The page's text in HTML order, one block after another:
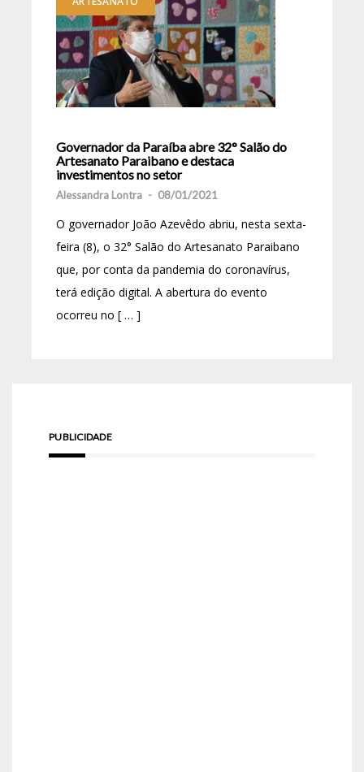
Governador da Paraíba abre 32° Salão do
Artesanato Paraibano e destaca
investimentos no setor
Alessandra Lontra - 08/01/2021
O governador João Azevêdo abriu, nesta sexta-
feira (8), o 32° Salão do Artesanato Paraibano
que, por conta da pandemia do coronavírus,
terá edição digital. A abertura do evento
ocorreu no [ … ]
PUBLICIDADE